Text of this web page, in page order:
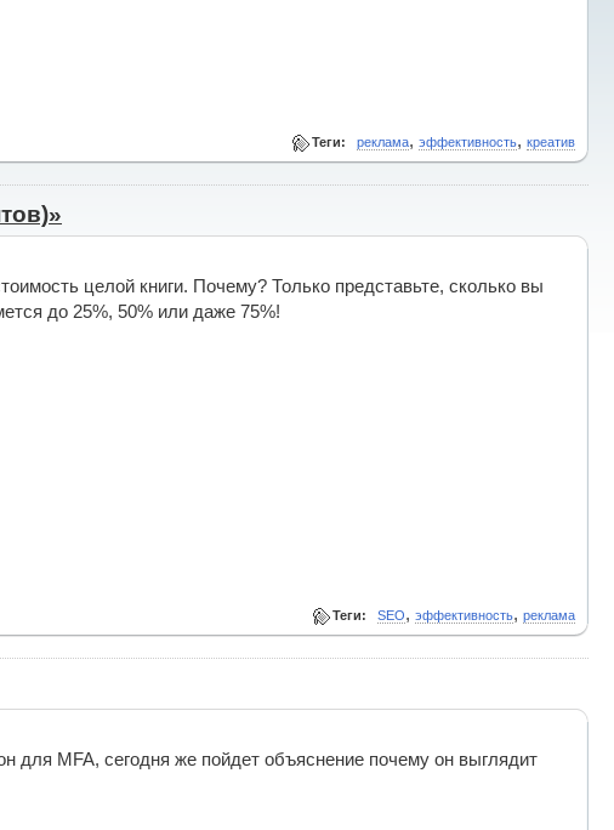
Теги: реклама, эффективность, креатив
целой книги. Почему? Только представьте, сколько вы
до 25%, 50% или даже 75%!
Теги: SEO, эффективность, реклама
для MFA, сегодня же пойдет объяснение почему он выглядит